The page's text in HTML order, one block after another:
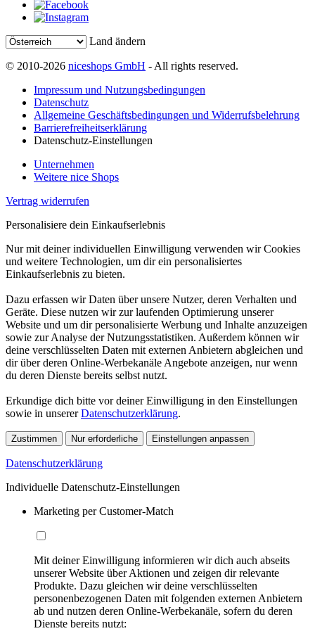
Land ändern
© 2010-2026 niceshops GmbH - All rights reserved.
Impressum und Nutzungsbedingungen
Datenschutz
Allgemeine Geschäftsbedingungen und Widerrufsbelehrung
Barrierefreiheitserklärung
Datenschutz-Einstellungen
Unternehmen
Weitere nice Shops
Vertrag widerrufen
Personalisiere dein Einkaufserlebnis
Nur mit deiner individuellen Einwilligung verwenden wir Cookies
und weitere Technologien, um dir ein personalisiertes
Einkaufserlebnis zu bieten.
Dazu erfassen wir Daten über unsere Nutzer, deren Verhalten und
Geräte. Diese nutzen wir zur laufenden Optimierung unserer
Website und um dir personalisierte Werbung und Inhalte anzuzeigen
sowie zur Analyse der Nutzungsstatistiken. Außerdem können wir
deine verschlüsselten Daten mit externen Anbietern abgleichen und
dir über deren Online-Werbekanäle Angebote anzeigen, nur wenn
du deren Dienste bereits selbst nutzt.
Erkundige dich bitte vor deiner Einwilligung in den Einstellungen
sowie in unsererDatenschutzerklärung.
Zustimmen Nur erforderliche Einstellungen anpassen
Datenschutzerklärung
Individuelle Datenschutz-Einstellungen
Marketing per Customer-Match
Mit deiner Einwilligung informieren wir dich auch abseits
unserer Website über Aktionen und zeigen dir relevante
Produkte. Dazu gleichen wir deine verschlüsselten
personenbezogenen Daten mit folgenden externen Anbietern
ab und nutzen deren Online-Werbekanäle, sofern du deren
Dienste bereits nutzt: